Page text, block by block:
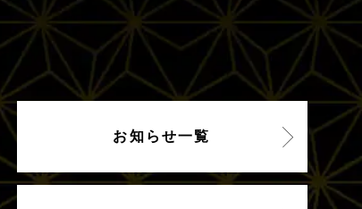
お知らせ一覧